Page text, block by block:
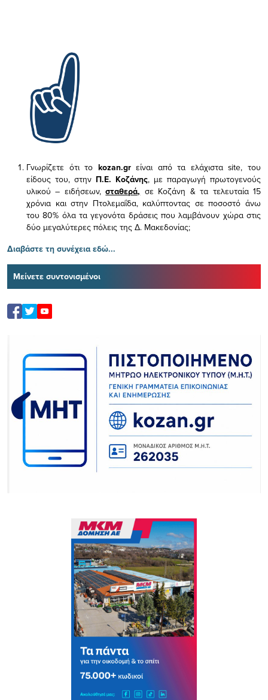
Γνωρίζετε ότι το kozan.gr είναι από τα ελάχισταsite, του
είδους του, στην Π.Ε. Κοζάνης, με παραγωγή πρωτογενούς
υλικού – ειδήσεων,σταθερά, σε Κοζάνη & τα τελευταία 15
χρόνια και στην Πτολεμαΐδα, καλύπτοντας σε ποσοστό άνω
του 80% όλα τα γεγονότα δράσεις που λαμβάνουν χώρα στις
δύο μεγαλύτερες πόλεις της Δ. Μακεδονίας;
Διαβάστε τη συνέχεια εδώ...
Μείνετε συντονισμένοι